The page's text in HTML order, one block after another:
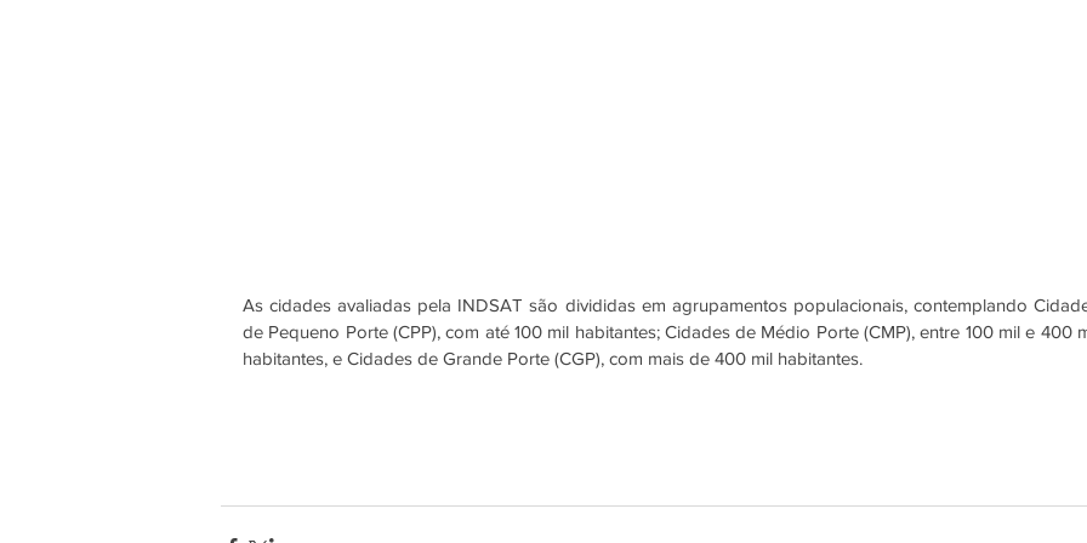
As cidades avaliadas pela INDSAT são divididas em agrupamentos populacionais, contemplando
de Pequeno Porte (CPP), com até 100 mil habitantes; Cidades de Médio Porte (CMP), entre 100 mil e 400
habitantes, e Cidades de Grande Porte (CGP), com mais de 400 mil habitantes.